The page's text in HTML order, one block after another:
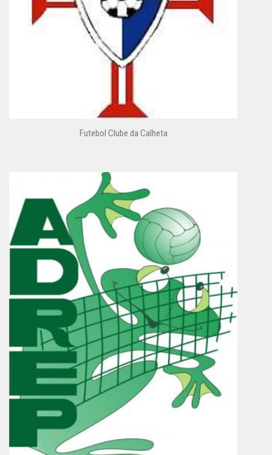
Futebol Clube da Calheta